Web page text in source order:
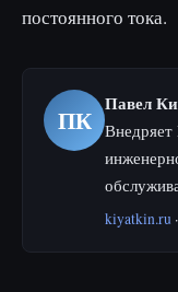
постоянного тока.
ПК
Павел
kiyatkin.ru